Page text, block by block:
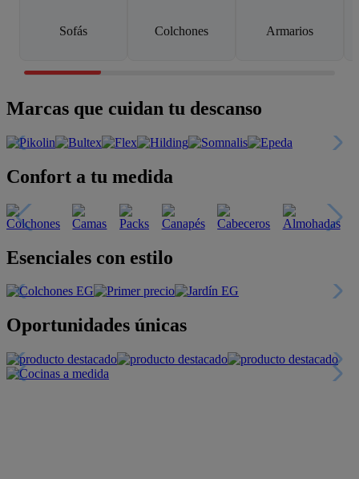
Sofás Colchones Armarios
Marcas que cuidan tu descanso
Confort a tu medida
Esenciales con estilo
Oportunidades únicas